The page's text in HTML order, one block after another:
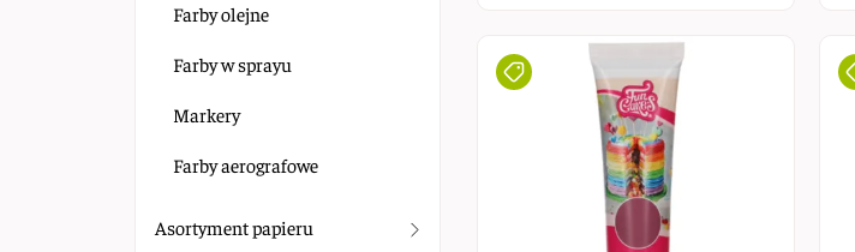
Farby olejne
Farby w sprayu
Markery
Farby aerografowe
Asortyment papieru